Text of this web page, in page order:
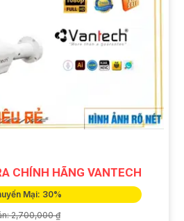
CHÍNH HÃNG VANTECH
Mại: 30%
2,700,000 ₫